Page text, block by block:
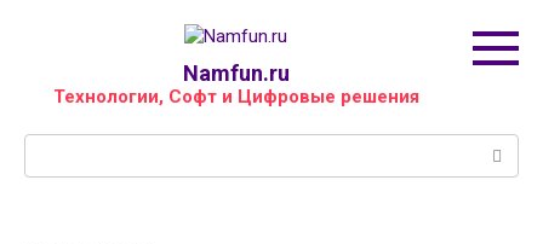
Namfun.ru
Технологии, Софт и Цифровые решения